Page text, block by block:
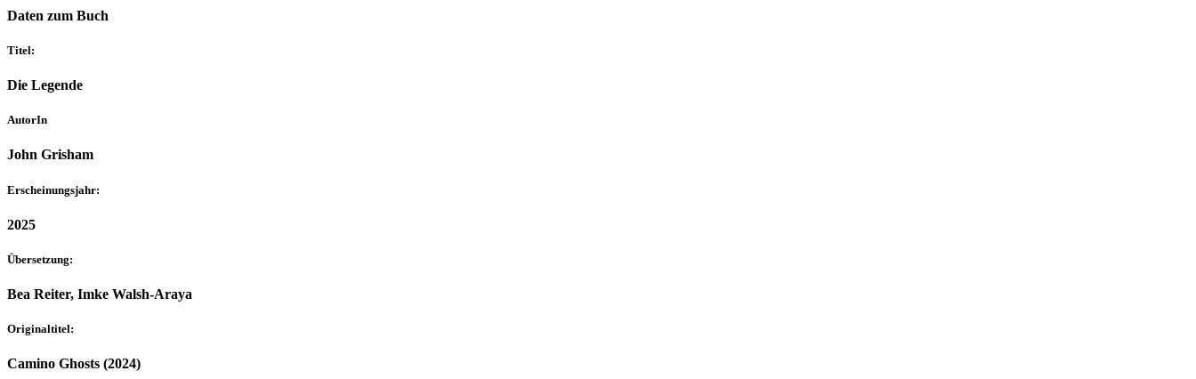
Daten zum Buch
Titel:
Die Legende
AutorIn
John Grisham
Erscheinungsjahr:
2025
Übersetzung:
Bea Reiter, Imke Walsh-Araya
Originaltitel:
Camino Ghosts (2024)